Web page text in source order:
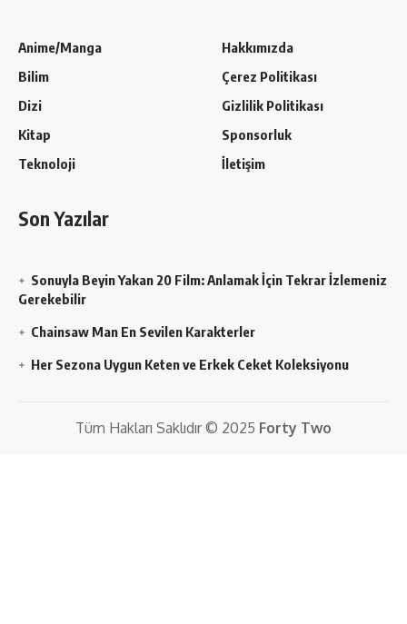
Anime/Manga
Bilim
Dizi
Kitap
Teknoloji
Hakkımızda
Çerez Politikası
Gizlilik Politikası
Sponsorluk
İletişim
Son Yazılar
Sonuyla Beyin Yakan 20 Film: Anlamak İçin Tekrar İzlemeniz
Gerekebilir
Chainsaw Man En Sevilen Karakterler
Her Sezona Uygun Keten ve Erkek Ceket Koleksiyonu
Tüm Hakları Saklıdır © 2025 Forty Two